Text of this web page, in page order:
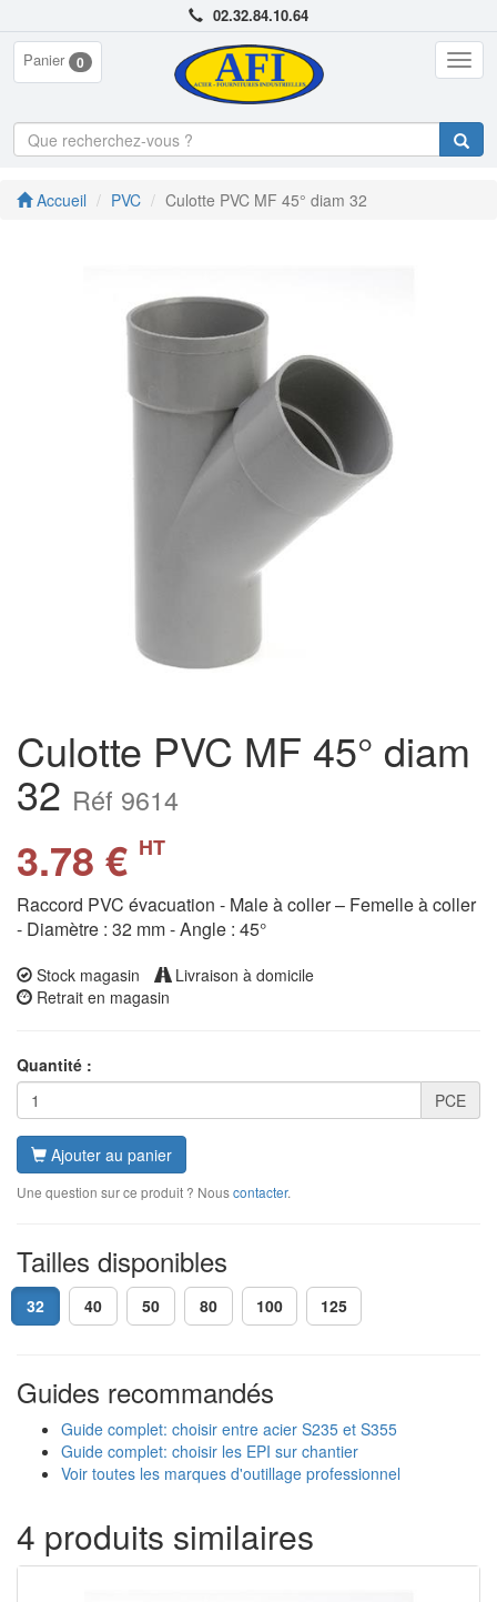
02.32.84.10.64
Panier 0
Accueil PVC Culotte PVC MF 45° diam 32
Culotte PVC MF 45° diam
32 Réf 9614
3.78 € HT
Raccord PVC évacuation - Male à coller – Femelle à coller
- Diamètre : 32 mm - Angle : 45°
Stock magasin
Livraison à domicile
Retrait en magasin
Quantité :
PCE
Ajouter au panier
Une question sur ce produit ? Nouscontacter.
Tailles disponibles
32 40 50 80 100 125
Guides recommandés
Guide complet: choisir entre acier S235 et S355
Guide complet: choisir les EPI sur chantier
Voir toutes les marques d'outillage professionnel
4 produits similaires